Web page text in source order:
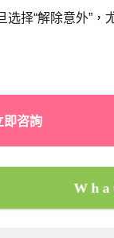
“解除意外”，
即咨詢